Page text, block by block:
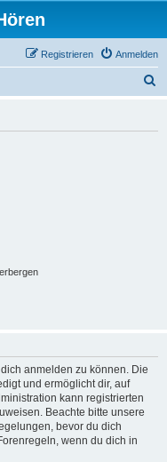
Anmelden
Registrieren
anmelden zu können. Die
und ermöglicht dir, auf
kann registrierten
Beachte bitte unsere
bevor du dich
wenn du dich in